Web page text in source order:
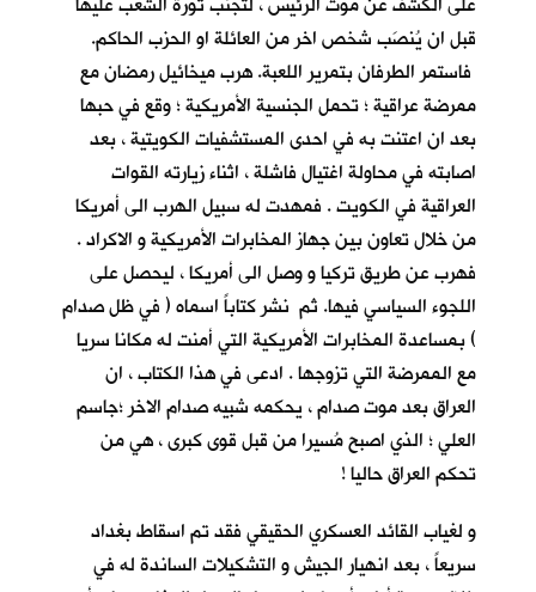
قبل ان يُنصَب شخص اخر من العائلة او الحزب الحاكم.
فاستمر الطرفان بتمرير اللعبة. هرب ميخائيل رمضان مع
ممرضة عراقية ؛ تحمل الجنسية الأمريكية ؛ وقع في حبها
بعد ان اعتنت به في احدى المستشفيات الكويتية ، بعد
اصابته في محاولة اغتيال فاشلة ، اثناء زيارته القوات
العراقية في الكويت . فمهدت له سبيل الهرب الى أمريكا
من خلال تعاون بين جهاز المخابرات الأمريكية و الاكراد .
فهرب عن طريق تركيا و وصل الى أمريكا ، ليحصل على
اللجوء السياسي فيها. ثم نشر كتاباً اسماه ( في ظل صدام
) بمساعدة المخابرات الأمريكية التي أمنت له مكانا سريا
مع الممرضة التي تزوجها . ادعى في هذا الكتاب ، ان
العراق بعد موت صدام ، يحكمه شبيه صدام الاخر ؛جاسم
العلي ؛ الذي اصبح مُسيرا من قبل قوى كبرى ، هي من
تحكم العراق حاليا !
و لغياب القائد العسكري الحقيقي فقد تم اسقاط بغداد
سريعاً ، بعد انهيار الجيش و التشكيلات الساندة له في